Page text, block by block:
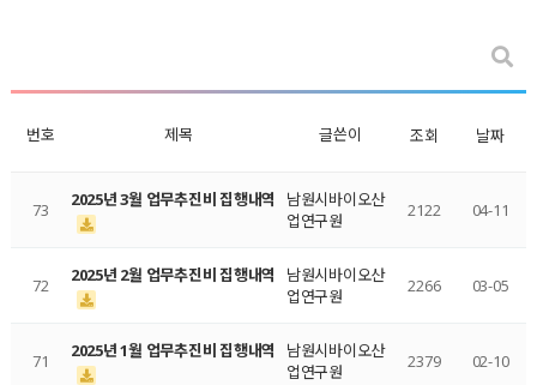
번호 제목 글쓴이 조회 날짜
73
2025년 3월 업무추진비 집행내역
남원시바이오산
업연구원
2122 04-11
72
2025년 2월 업무추진비 집행내역
남원시바이오산
업연구원
2266 03-05
71
2025년 1월 업무추진비 집행내역
남원시바이오산
업연구원
2379 02-10